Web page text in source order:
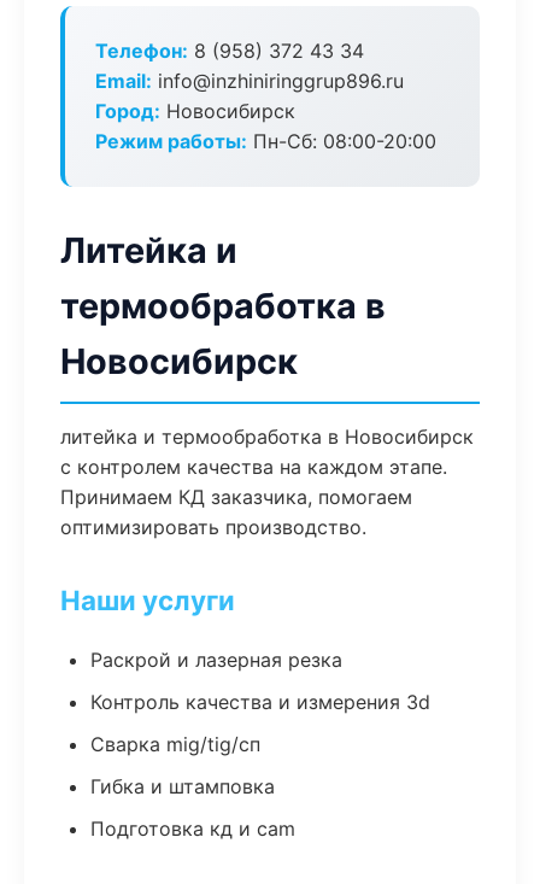
Телефон: 8 (958) 372 43 34
Email: info@inzhiniringgrup896.ru
Город: Новосибирск
Режим работы: Пн-Сб: 08:00-20:00
Литейка и
термообработка в
Новосибирск
литейка и термообработка в Новосибирск
с контролем качества на каждом этапе.
Принимаем КД заказчика, помогаем
оптимизировать производство.
Наши услуги
Раскрой и лазерная резка
Контроль качества и измерения 3d
Сварка mig/tig/сп
Гибка и штамповка
Подготовка кд и cam